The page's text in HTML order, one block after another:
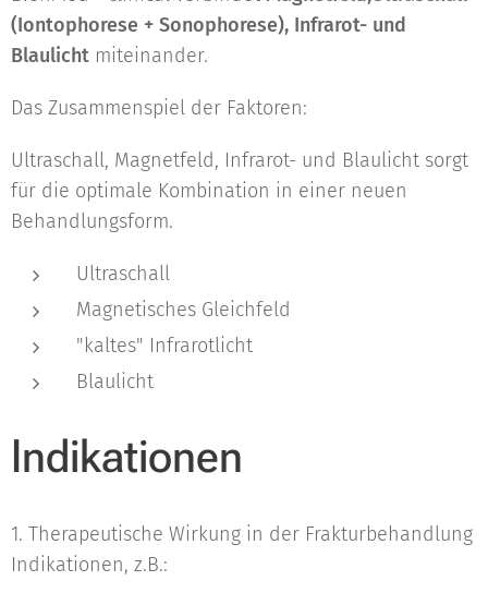
(Iontophorese + Sonophorese), Infrarot- und
Blaulicht miteinander.
Das Zusammenspiel der Faktoren:
Ultraschall, Magnetfeld, Infrarot- und Blaulicht sorgt
für die optimale Kombination in einer neuen
Behandlungsform.
Ultraschall
Magnetisches Gleichfeld
"kaltes" Infrarotlicht
Blaulicht
Indikationen
1. Therapeutische Wirkung in der Frakturbehandlung
Indikationen, z.B.: